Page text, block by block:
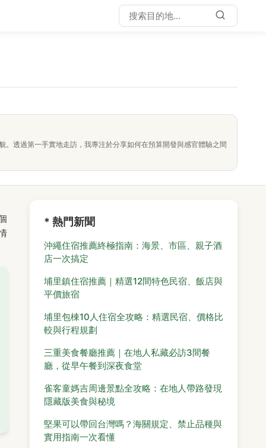
透過第一手實地走訪，我專注於分享如何在預算開發與感官體驗之間
* 熱門新聞
沖繩住宿推薦終極指南：海景、市區、親子酒
店一次搞定
埔里鎮住宿推薦｜精選12間特色民宿、飯店與
平價旅宿
埔里包棟10人住宿全攻略：精選民宿、價格比
較與行程規劃
三重美食餐廳推薦｜在地人私藏必訪3間餐
廳，從早午餐到深夜食堂
雀客童媽吉周邊景點全攻略：在地人帶路發現
隱藏版美食與秘境
堅果可以帶回台灣嗎？海關規定、禁止品種與
實用指南一次看懂